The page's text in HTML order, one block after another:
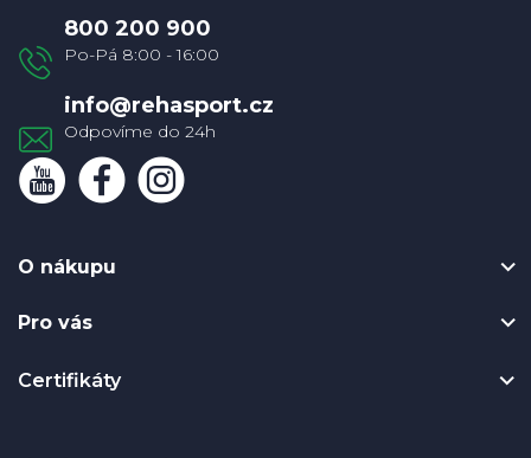
info@rehasport.cz
800 200 900
O nákupu
Pro vás
Certifikáty